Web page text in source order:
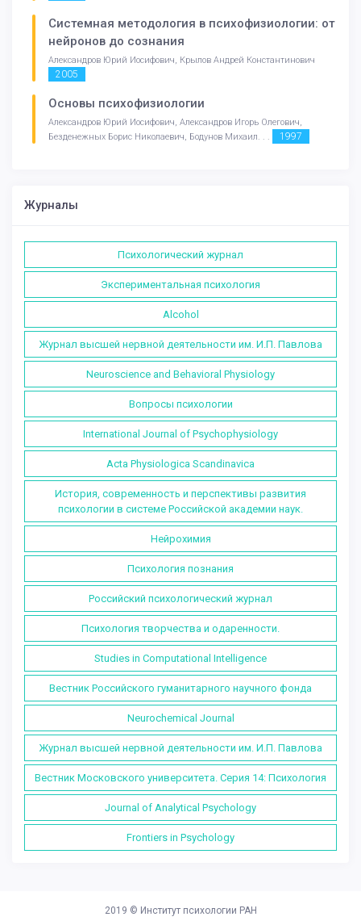
Системная методология в психофизиологии: от
нейронов до сознания
Александров Юрий Иосифович, Крылов Андрей Константинович
2005
Основы психофизиологии
Александров Юрий Иосифович, Александров Игорь Олегович,
Безденежных Борис Николаевич, Бодунов Михаил. . .
1997
Журналы
Психологический журнал
Экспериментальная психология
Alcohol
Журнал высшей нервной деятельности им. И.П. Павлова
Neuroscience and Behavioral Physiology
Вопросы психологии
International Journal of Psychophysiology
Acta Physiologica Scandinavica
История, современность и перспективы развития
психологии в системе Российской академии наук.
Нейрохимия
Психология познания
Российский психологический журнал
Психология творчества и одаренности.
Studies in Computational Intelligence
Вестник Российского гуманитарного научного фонда
Neurochemical Journal
Журнал высшей нервной деятельности им. И.П. Павлова
Вестник Московского университета. Серия 14: Психология
Journal of Analytical Psychology
Frontiers in Psychology
2019 © Институт психологии РАН